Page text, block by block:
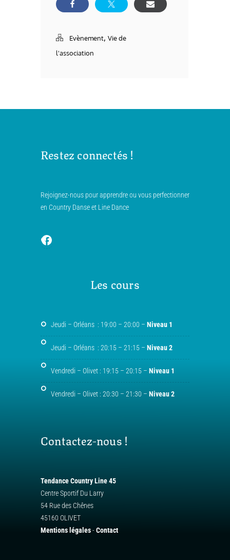
Evènement, Vie de
l'association
Restez connectés !
Rejoignez-nous pour apprendre ou vous perfectionner
en Country Danse et Line Dance
Les cours
Jeudi – Orléans : 19:00 – 20:00 – Niveau 1
Jeudi – Orléans : 20:15 – 21:15 – Niveau 2
Vendredi – Olivet : 19:15 – 20:15 – Niveau 1
Vendredi – Olivet : 20:30 – 21:30 – Niveau 2
Contactez-nous !
Tendance Country Line 45
Centre Sportif Du Larry
54 Rue des Chênes
45160 OLIVET
Mentions légales-Contact